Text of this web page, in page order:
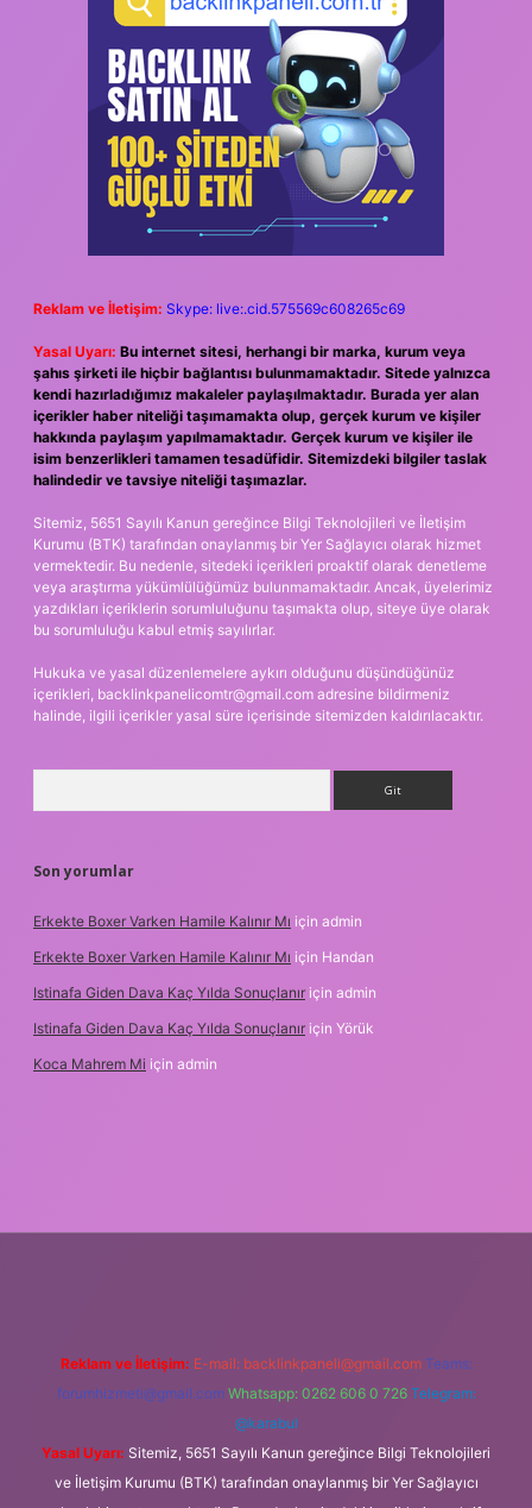
Reklam ve İletişim: Skype: live:.cid.575569c608265c69
Yasal Uyarı: Bu internet sitesi, herhangi bir marka, kurum veya
şahıs şirketi ile hiçbir bağlantısı bulunmamaktadır. Sitede yalnızca
kendi hazırladığımız makaleler paylaşılmaktadır. Burada yer alan
içerikler haber niteliği taşımamakta olup, gerçek kurum ve kişiler
hakkında paylaşım yapılmamaktadır. Gerçek kurum ve kişiler ile
isim benzerlikleri tamamen tesadüfidir. Sitemizdeki bilgiler taslak
halindedir ve tavsiye niteliği taşımazlar.
Sitemiz, 5651 Sayılı Kanun gereğince Bilgi Teknolojileri ve İletişim
Kurumu (BTK) tarafından onaylanmış bir Yer Sağlayıcı olarak hizmet
vermektedir. Bu nedenle, sitedeki içerikleri proaktif olarak denetleme
veya araştırma yükümlülüğümüz bulunmamaktadır. Ancak, üyelerimiz
yazdıkları içeriklerin sorumluluğunu taşımakta olup, siteye üye olarak
bu sorumluluğu kabul etmiş sayılırlar.
Hukuka ve yasal düzenlemelere aykırı olduğunu düşündüğünüz
içerikleri, backlinkpanelicomtr@gmail.com adresine bildirmeniz
halinde, ilgili içerikler yasal süre içerisinde sitemizden kaldırılacaktır.
Son yorumlar
Erkekte Boxer Varken Hamile Kalınır Mı için admin
Erkekte Boxer Varken Hamile Kalınır Mı için Handan
Istinafa Giden Dava Kaç Yılda Sonuçlanır için admin
Istinafa Giden Dava Kaç Yılda Sonuçlanır için Yörük
Koca Mahrem Mi için admin
Reklam ve İletişim: E-mail: backlinkpaneli@gmail.com Teams:
forumhizmeti@gmail.com Whatsapp: 0262 606 0 726 Telegram:
@karabul
Yasal Uyarı: Sitemiz, 5651 Sayılı Kanun gereğince Bilgi Teknolojileri
ve İletişim Kurumu (BTK) tarafından onaylanmış bir Yer Sağlayıcı